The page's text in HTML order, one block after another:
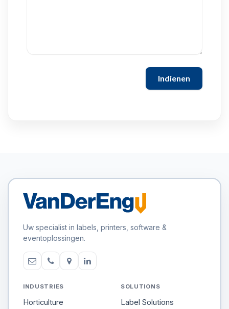
Indienen
Uw specialist in labels, printers, software &
eventoplossingen.
INDUSTRIES
Horticulture
SOLUTIONS
Label Solutions